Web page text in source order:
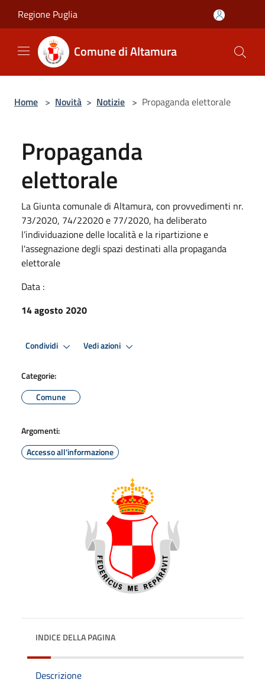
Regione Puglia
Comune di Altamura
Home > Novità > Notizie > Propaganda elettorale
Propaganda
elettorale
La Giunta comunale di Altamura, con provvedimenti nr.
73/2020, 74/22020 e 77/2020, ha deliberato
l’individuazione delle località e la ripartizione e
l'assegnazione degli spazi destinati alla propaganda
elettorale
Data :
14 agosto 2020
Condividi Vedi azioni
Categorie:
Comune
Argomenti:
Accesso all'informazione
INDICE DELLA PAGINA
Descrizione